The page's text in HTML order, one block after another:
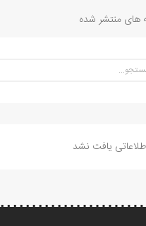
های منتشر شده
یافت نشد